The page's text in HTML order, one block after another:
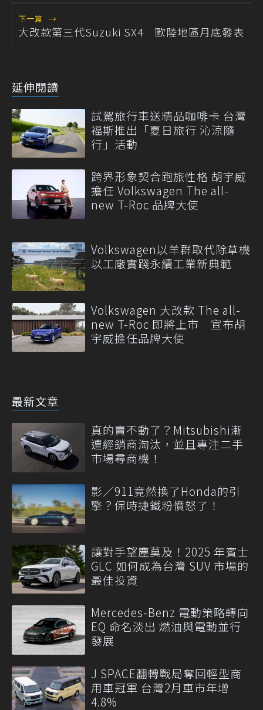
下一篇 →
大改款第三代Suzuki SX4 歐陸地區月底發表
延伸閱讀
試駕旅行車送精品咖啡卡 台灣
福斯推出「夏日旅行 沁涼隨
行」活動
跨界形象契合跑旅性格 胡宇威
擔任 Volkswagen The all-
new T-Roc 品牌大使
Volkswagen以羊群取代除草機
以工廠實踐永續工業新典範
Volkswagen 大改款 The all-
new T-Roc 即將上市 宣布胡
宇威擔任品牌大使
最新文章
真的賣不動了？Mitsubishi漸
遭經銷商淘汰，並且專注二手
市場尋商機！
影／911竟然換了Honda的引
擎？保時捷鐵粉憤怒了！
讓對手望塵莫及！2025 年賓士
GLC 如何成為台灣 SUV 市場的
最佳投資
Mercedes-Benz 電動策略轉向
EQ 命名淡出 燃油與電動並行
發展
J SPACE翻轉戰局奪回輕型商
用車冠軍 台灣2月車市年增
4.8%